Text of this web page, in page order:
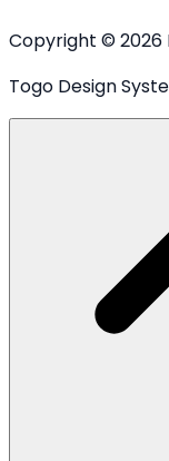
Copyright © 2026
Togo Design